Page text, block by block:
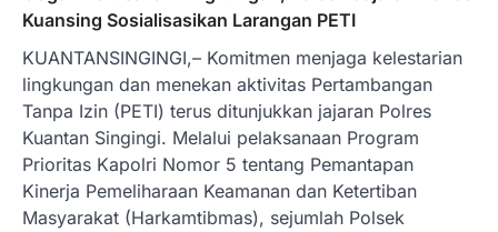
Kuansing Sosialisasikan Larangan PETI
KUANTANSINGINGI,– Komitmen menjaga kelestarian
lingkungan dan menekan aktivitas Pertambangan
Tanpa Izin (PETI) terus ditunjukkan jajaran Polres
Kuantan Singingi. Melalui pelaksanaan Program
Prioritas Kapolri Nomor 5 tentang Pemantapan
Kinerja Pemeliharaan Keamanan dan Ketertiban
Masyarakat (Harkamtibmas), sejumlah Polsek